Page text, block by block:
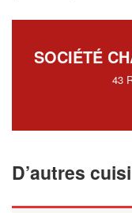
SOCIÉTÉ
43
D’autres